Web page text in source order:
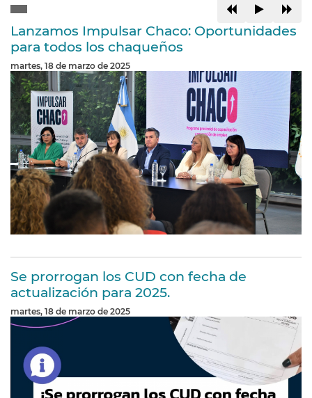
Lanzamos Impulsar Chaco: Oportunidades
para todos los chaqueños
martes, 18 de marzo de 2025
Se prorrogan los CUD con fecha de
actualización para 2025.
martes, 18 de marzo de 2025